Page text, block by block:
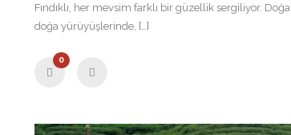
Fındıklı, her mevsim farklı bir güzellik sergiliyor.
doğa yürüyüşlerinde, […]
0